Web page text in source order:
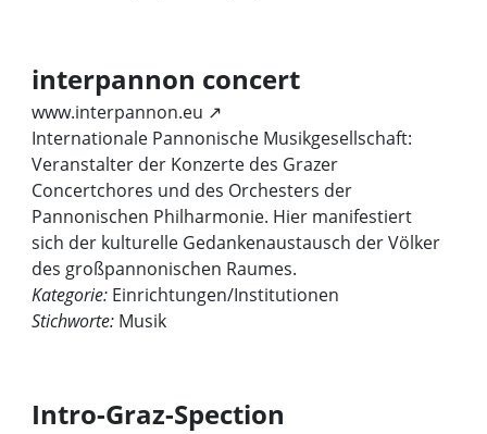
interpannon concert
www.interpannon.eu ↗
Internationale Pannonische Musikgesellschaft:
Veranstalter der Konzerte des Grazer
Concertchores und des Orchesters der
Pannonischen Philharmonie. Hier manifestiert
sich der kulturelle Gedankenaustausch der Völker
des großpannonischen Raumes.
Kategorie: Einrichtungen/Institutionen
Stichworte: Musik
Intro-Graz-Spection